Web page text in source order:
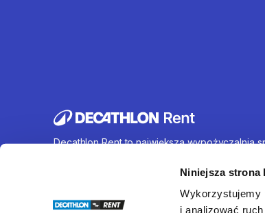
Niniejsza strona
Wykorzystujemy
i analizować
Decathlon Rent to największa wypożyczalnia
wynajem rowerów, sprzętu turystycznego,